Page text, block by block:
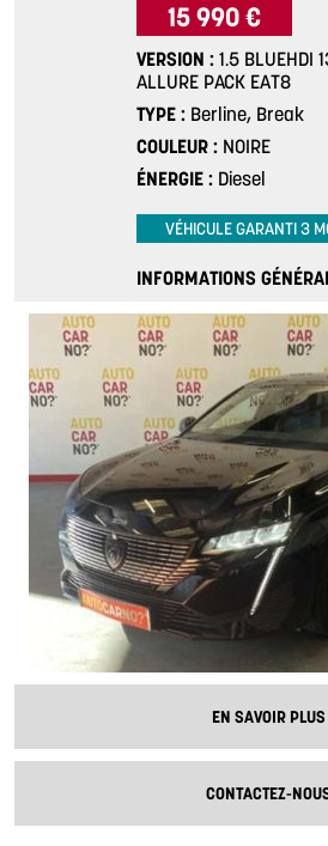
15 990 €
VERSION
1.5 BLUEHDI
ALLURE PACK EAT8
TYPE
Berline, Break
COULEUR
NOIRE
ÉNERGIE
Diesel
VÉHICULE GARANTI 3
INFORMATIONS
EN SAVOIR PLUS
CONTACTEZ-